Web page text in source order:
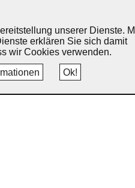
unserer Dienste.
erklären Sie sich damit
wir Cookies verwenden.
Ok!